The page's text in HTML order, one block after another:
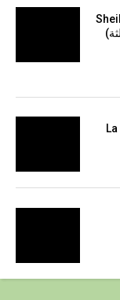
(الجلسة الثالثة) الشيخ علي جنغنا مع شيخنا العلامة